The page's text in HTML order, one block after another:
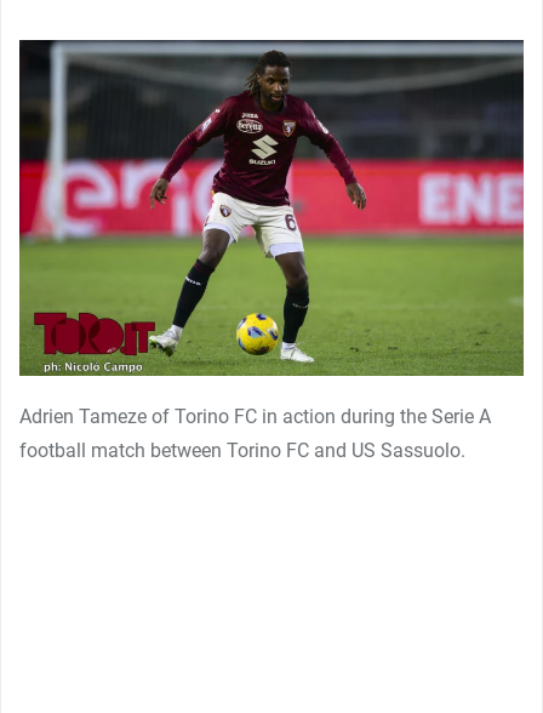
Adrien Tameze of Torino FC in action during the Serie A
football match between Torino FC and US Sassuolo.